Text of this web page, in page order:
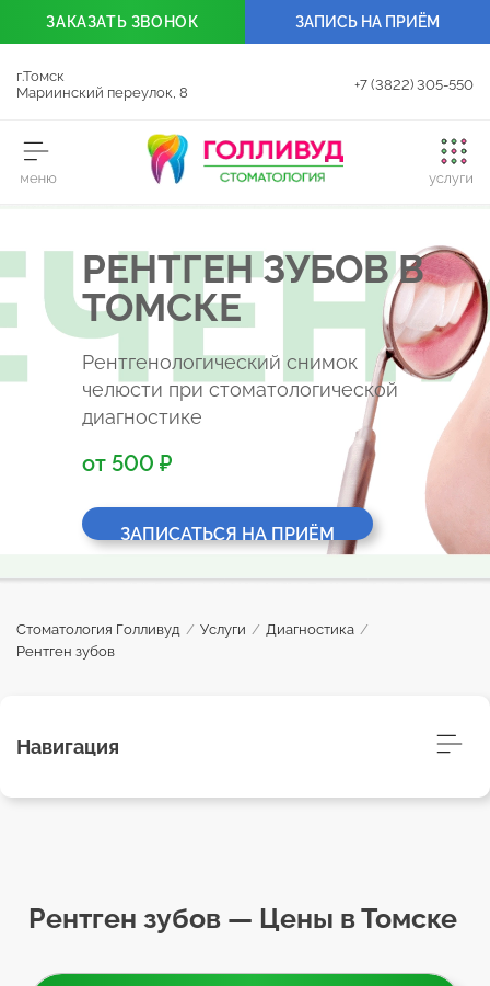
г.Томск
Мариинский переулок, 8
+7 (3822) 305-550
ЗАКАЗАТЬ ЗВОНОК ЗАПИСЬ НА ПРИЁМ
РЕНТГЕН ЗУБОВ В
ТОМСКЕ
Рентгенологический снимок
челюсти при стоматологической
диагностике
от 500 ₽
ЗАПИСАТЬСЯ НА ПРИЁМ
Стоматология Голливуд / Услуги / Диагностика /
Рентген зубов
Навигация
Рентген зубов — Цены в Томске